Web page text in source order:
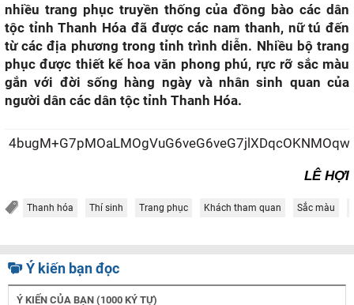
nhiều trang phục truyền thống của đồng bào các dân
tộc tỉnh Thanh Hóa đã được các nam thanh, nữ tú đến
từ các địa phương trong tỉnh trình diễn. Nhiều bộ trang
phục được thiết kế hoa văn phong phú, rực rỡ sắc màu
gắn với đời sống hàng ngày và nhân sinh quan của
người dân các dân tộc tỉnh Thanh Hóa.
LÊ HỢI
Thanh hóa Thí sinh Trang phục Khách tham quan Sắc màu
Ý kiến bạn đọc
Ý KIẾN CỦA BẠN (1000 KÝ TỰ)